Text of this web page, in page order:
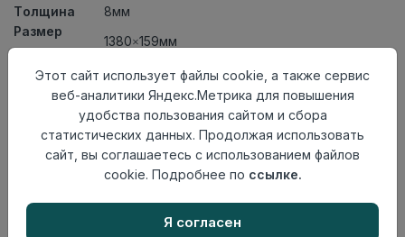
Толщина
8мм
Размер
доски
1380×159мм
Теплый пол
до +27 градусов
Фаска
4V
L2C/ Click to Fit
Страна
происхождения
Турция
1 упак
Добавить в корзину
Этот сайт использует файлы cookie, а также сервис
веб-аналитики Яндекс.Метрика для повышения
удобства пользования сайтом и сбора
статистических данных. Продолжая использовать
сайт, вы соглашаетесь с использованием файлов
cookie. Подробнее по ссылке.
Я согласен